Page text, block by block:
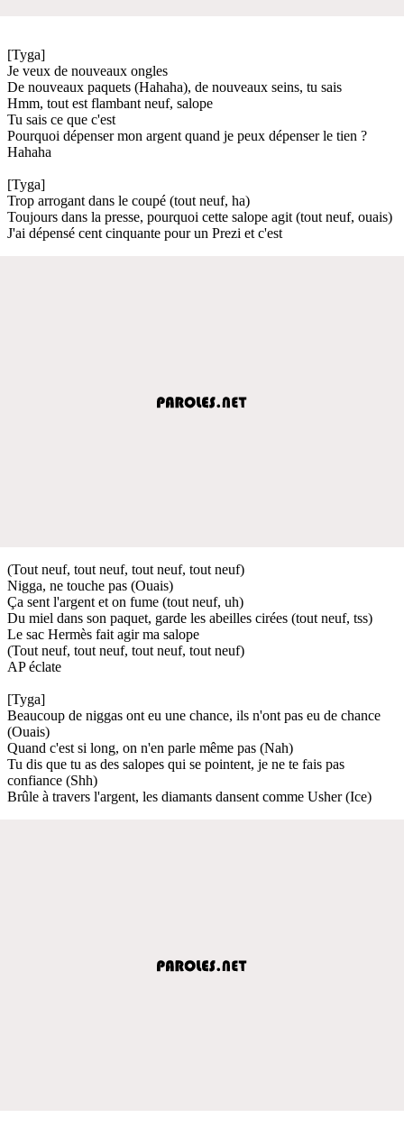
[Tyga]
Je veux de nouveaux ongles
De nouveaux paquets (Hahaha), de nouveaux seins, tu sais
Hmm, tout est flambant neuf, salope
Tu sais ce que c'est
Pourquoi dépenser mon argent quand je peux dépenser le tien ?
Hahaha
[Tyga]
Trop arrogant dans le coupé (tout neuf, ha)
Toujours dans la presse, pourquoi cette salope agit (tout neuf, ouais)
J'ai dépensé cent cinquante pour un Prezi et c'est
(Tout neuf, tout neuf, tout neuf, tout neuf)
Nigga, ne touche pas (Ouais)
Ça sent l'argent et on fume (tout neuf, uh)
Du miel dans son paquet, garde les abeilles cirées (tout neuf, tss)
Le sac Hermès fait agir ma salope
(Tout neuf, tout neuf, tout neuf, tout neuf)
AP éclate
[Tyga]
Beaucoup de niggas ont eu une chance, ils n'ont pas eu de chance
(Ouais)
Quand c'est si long, on n'en parle même pas (Nah)
Tu dis que tu as des salopes qui se pointent, je ne te fais pas
confiance (Shh)
Brûle à travers l'argent, les diamants dansent comme Usher (Ice)